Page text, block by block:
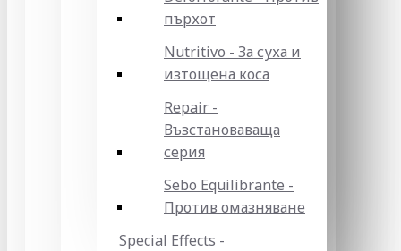
пърхот
Nutritivo - За суха и
изтощена коса
Repair -
Възстановаваща
серия
Sebo Equilibrante -
Против омазняване
Special Effects -